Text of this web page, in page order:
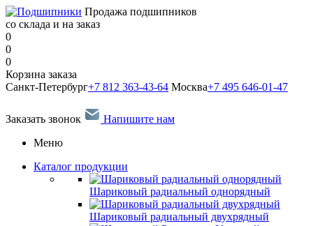
Продажа подшипников
со склада и на заказ
0
0
0
Корзина заказа
Санкт-Петербург+7 812 363-43-64 Москва+7 495 646-01-47
Заказать звонок
Напишите нам
Меню
Каталог продукции
Шариковый радиальный однорядный
Шариковый радиальный двухрядный